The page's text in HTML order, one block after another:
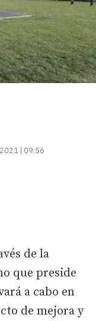
| 09:56
de la
que preside
a cabo en
de mejora y